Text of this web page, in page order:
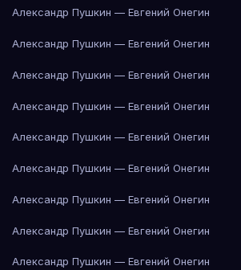
Александр Пушкин — Евгений Онегин
Александр Пушкин — Евгений Онегин
Александр Пушкин — Евгений Онегин
Александр Пушкин — Евгений Онегин
Александр Пушкин — Евгений Онегин
Александр Пушкин — Евгений Онегин
Александр Пушкин — Евгений Онегин
Александр Пушкин — Евгений Онегин
Александр Пушкин — Евгений Онегин